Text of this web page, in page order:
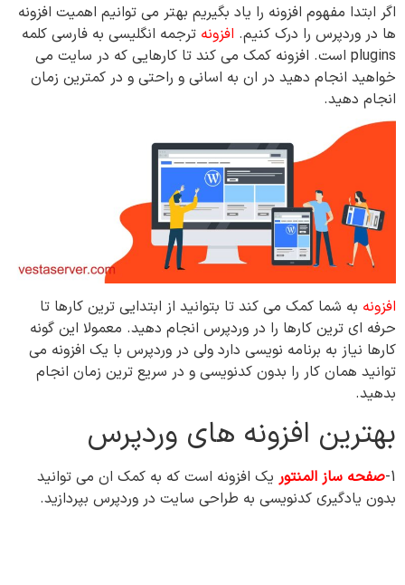
اگر ابتدا مفهوم افزونه را یاد بگیریم بهتر می توانیم اهمیت افزونه
ها در وردپرس را درک کنیم. افزونه ترجمه انگلیسی به فارسی کلمه
plugins است. افزونه کمک می کند تا کارهایی که در سایت می
خواهید انجام دهید در ان به اسانی و راحتی و در کمترین زمان
انجام دهید.
افزونه به شما کمک می کند تا بتوانید از ابتدایی ترین کارها تا
حرفه ای ترین کارها را در وردپرس انجام دهید. معمولا این گونه
کارها نیاز به برنامه نویسی دارد ولی در وردپرس با یک افزونه می
توانید همان کار را بدون کدنویسی و در سریع ترین زمان انجام
بدهید.
بهترین افزونه های وردپرس
1- صفحه ساز المنتور یک افزونه است که به کمک ان می توانید
بدون یادگیری کدنویسی به طراحی سایت در وردپرس بپردازید.